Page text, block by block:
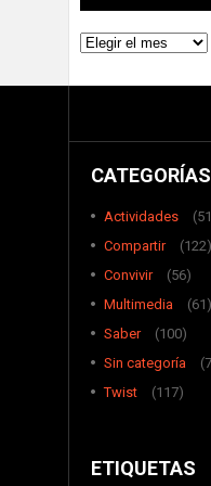
Archivos
CATEGORÍAS
Actividades
Compartir
(122)
Convivir
(56)
Multimedia
(61)
Saber
(100)
Sin categoría
Twist
(117)
ETIQUETAS